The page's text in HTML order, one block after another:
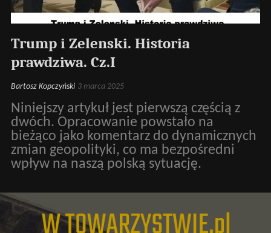
Trump i Zelenski. Historia
prawdziwa. Cz.I
Bartosz Kopczyński 3 marca 2025
Niniejszy artykuł jest pierwszą częścią z
dwóch. Opracowanie powstało na
bieżąco jako komentarz do dynamicznych
zmian geopolityki, co ma bezpośredni
wpływ na naszą polską sytuację.